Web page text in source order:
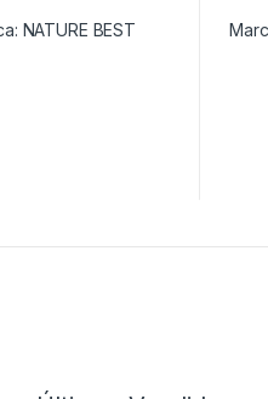
NATURE BEST
por precio: bajo a alto